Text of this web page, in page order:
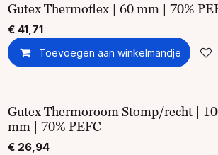
aan verlanglijst
Gutex Thermoflex | 60 mm | 70%
€41,71
Toevoegen aan winkelmandje
Gutex Thermoroom Stomp/recht |
mm | 70% PEFC
€ 26,94